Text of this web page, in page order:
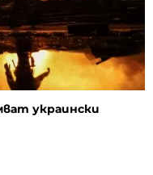
украински